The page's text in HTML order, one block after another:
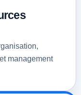
management